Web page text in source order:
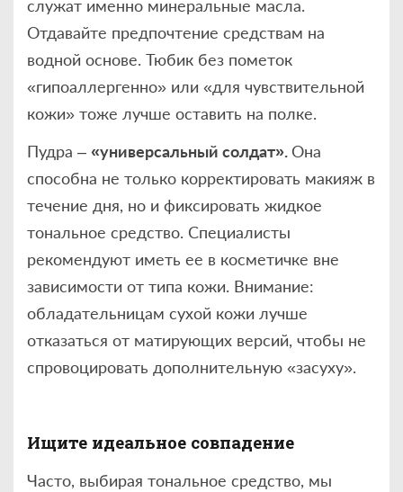
служат именно минеральные масла.
Отдавайте предпочтение средствам на
водной основе. Тюбик без пометок
«гипоаллергенно» или «для чувствительной
кожи» тоже лучше оставить на полке.
Пудра – «универсальный солдат».Она
способна не только корректировать макияж в
течение дня, но и фиксировать жидкое
тональное средство. Специалисты
рекомендуют иметь ее в косметичке вне
зависимости от типа кожи. Внимание:
обладательницам сухой кожи лучше
отказаться от матирующих версий, чтобы не
спровоцировать дополнительную «засуху».
Ищите идеальное совпадение
Часто, выбирая тональное средство, мы